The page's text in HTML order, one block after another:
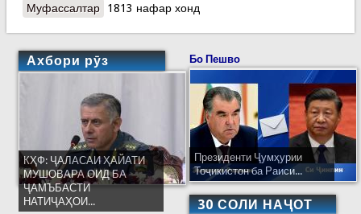
Муфассалтаро COVID-19: Чин ба мутахассисони Созмони
иҷозаи вуруд намедиҳад
1813 нафар хонд
Ахбори рӯз
КҲФ: ҶАЛАСАИ ҲАЙАТИ
МУШОВАРА ОИД БА
ҶАМЪБАСТИ
НАТИҶАҲОИ...
Бо Пешво
Президенти Ҷумҳурии
Тоҷикистон ба Раиси...
30 СОЛИ НАҶОТ